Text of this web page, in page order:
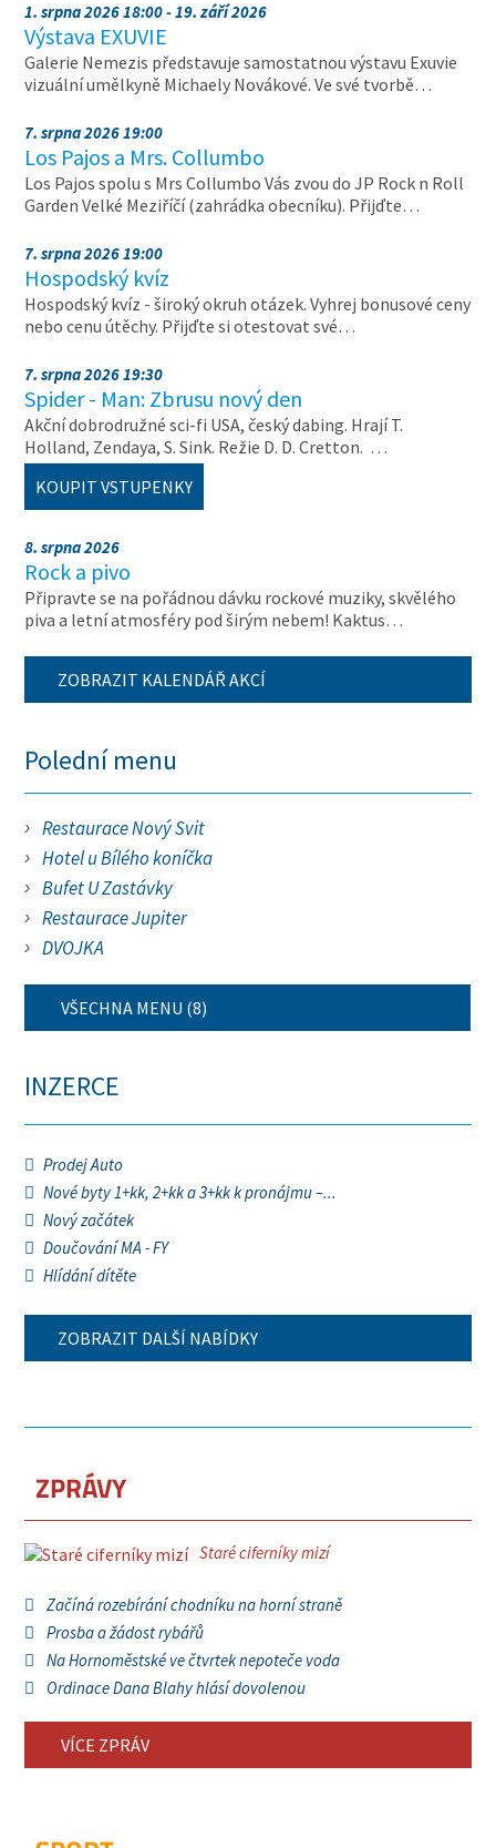
1. srpna 2026 18:00 - 19. září 2026
Výstava EXUVIE
Galerie Nemezis představuje samostatnou výstavu Exuvie
vizuální umělkyně Michaely Novákové. Ve své tvorbě…
7. srpna 2026 19:00
Los Pajos a Mrs. Collumbo
Los Pajos spolu s Mrs Collumbo Vás zvou do JP Rock n Roll
Garden Velké Meziříčí (zahrádka obecníku). Přijďte…
7. srpna 2026 19:00
Hospodský kvíz
Hospodský kvíz - široký okruh otázek. Vyhrej bonusové ceny
nebo cenu útěchy. Přijďte si otestovat své…
7. srpna 2026 19:30
Spider - Man: Zbrusu nový den
Akční dobrodružné sci-fi USA, český dabing. Hrají T.
Holland, Zendaya, S. Sink. Režie D. D. Cretton. …
KOUPIT VSTUPENKY
8. srpna 2026
Rock a pivo
Připravte se na pořádnou dávku rockové muziky, skvělého
piva a letní atmosféry pod širým nebem! Kaktus…
ZOBRAZIT KALENDÁŘ AKCÍ
Polední menu
Restaurace Nový Svit
Hotel u Bílého koníčka
Bufet U Zastávky
Restaurace Jupiter
DVOJKA
VŠECHNA MENU (8)
INZERCE
Prodej Auto
Nové byty 1+kk, 2+kk a 3+kk k pronájmu –...
Nový začátek
Doučování MA - FY
Hlídání dítěte
ZOBRAZIT DALŠÍ NABÍDKY
ZPRÁVY
Staré ciferníky mizí
Začíná rozebírání chodníku na horní straně
Prosba a žádost rybářů
Na Hornoměstské ve čtvrtek nepoteče voda
Ordinace Dana Blahy hlásí dovolenou
VÍCE ZPRÁV